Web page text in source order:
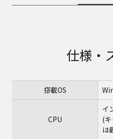
仕様・
搭載OS
CPU
イ
(
は